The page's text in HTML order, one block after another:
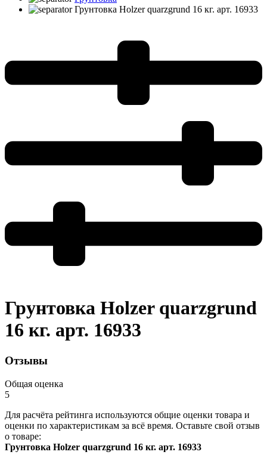
Грунтовка Holzer quarzgrund 16 кг. арт. 16933
Грунтовка Holzer quarzgrund
16 кг. арт. 16933
Отзывы
Общая оценка
5
Для расчёта рейтинга используются общие оценки товара и
оценки по характеристикам за всё время. Оставьте свой отзыв
о товаре:
Грунтовка Holzer quarzgrund 16 кг. арт. 16933